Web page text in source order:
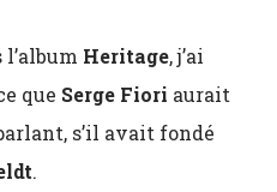
Heritage, j’ai
que Serge Fiori aurait
s’il avait fondé
.